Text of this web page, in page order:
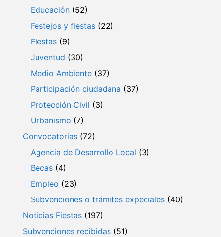
Educación (52)
Festejos y fiestas (22)
Fiestas (9)
Juventud (30)
Medio Ambiente (37)
Participación ciudadana (37)
Protección Civil (3)
Urbanismo (7)
Convocatorias (72)
Agencia de Desarrollo Local (3)
Becas (4)
Empleo (23)
Subvenciones o trámites expeciales (40)
Noticias Fiestas (197)
Subvenciones recibidas (51)